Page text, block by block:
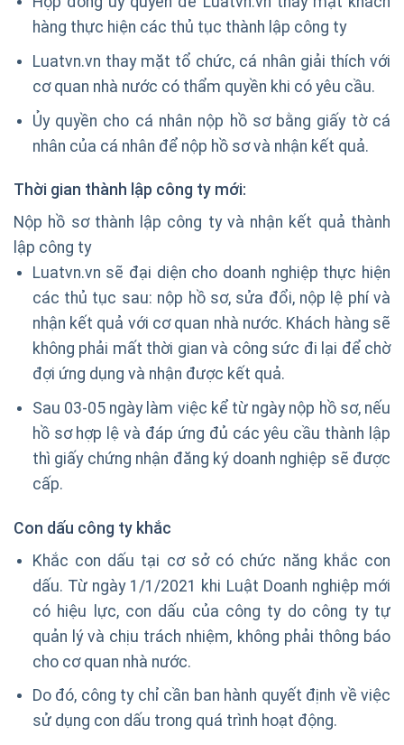
hàng thực hiện các thủ tục thành lập công ty
Luatvn.vn thay mặt tổ chức, cá nhân giải thích với
cơ quan nhà nước có thẩm quyền khi có yêu cầu.
Ủy quyền cho cá nhân nộp hồ sơ bằng giấy tờ cá
nhân của cá nhân để nộp hồ sơ và nhận kết quả.
Thời gian thành lập công ty mới:
Nộp hồ sơ thành lập công ty và nhận kết quả thành
lập công ty
Luatvn.vn sẽ đại diện cho doanh nghiệp thực hiện
các thủ tục sau: nộp hồ sơ, sửa đổi, nộp lệ phí và
nhận kết quả với cơ quan nhà nước. Khách hàng sẽ
không phải mất thời gian và công sức đi lại để chờ
đợi ứng dụng và nhận được kết quả.
Sau 03-05 ngày làm việc kể từ ngày nộp hồ sơ, nếu
hồ sơ hợp lệ và đáp ứng đủ các yêu cầu thành lập
thì giấy chứng nhận đăng ký doanh nghiệp sẽ được
cấp.
Con dấu công ty khắc
Khắc con dấu tại cơ sở có chức năng khắc con
dấu. Từ ngày 1/1/2021 khi Luật Doanh nghiệp mới
có hiệu lực, con dấu của công ty do công ty tự
quản lý và chịu trách nhiệm, không phải thông báo
cho cơ quan nhà nước.
Do đó, công ty chỉ cần ban hành quyết định về việc
sử dụng con dấu trong quá trình hoạt động.